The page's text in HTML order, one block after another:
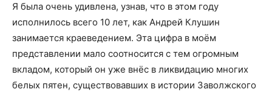
Я была очень удивлена, узнав, что в этом году
исполнилось всего 10 лет, как Андрей Клушин
занимается краеведением. Эта цифра в моём
представлении мало соотносится с тем огромным
вкладом, который он уже внёс в ликвидацию многих
белых пятен, существовавших в истории Заволжского